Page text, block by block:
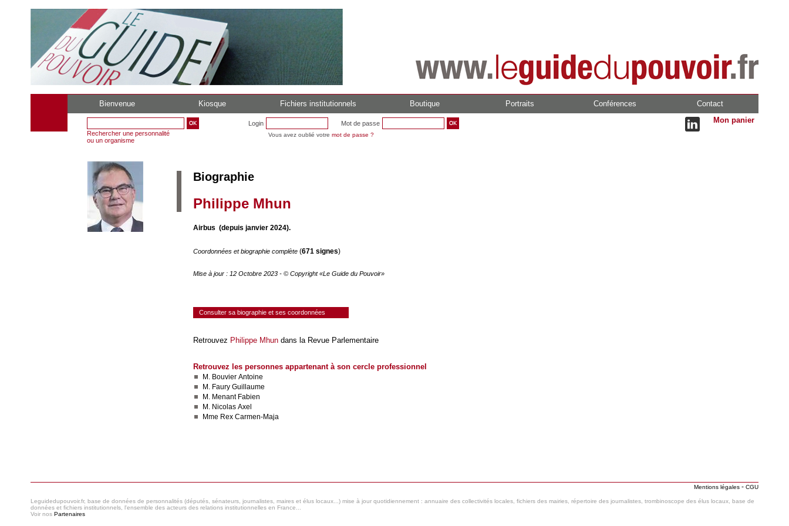
Bienvenue Kiosque Fichiers institutionnels Boutique Portraits Conférences Contact
Rechercher une personnalité
ou un organisme
Login Mot de passe
Vous avez oublié votre mot de passe ?
Mon panier
Biographie
Philippe Mhun
Airbus (depuis janvier 2024).
Coordonnées et biographie complète (671 signes)
Mise à jour : 12 Octobre 2023 - © Copyright «Le Guide du Pouvoir»
Consulter sa biographie et ses coordonnées
Retrouvez Philippe Mhun dans la Revue Parlementaire
Retrouvez les personnes appartenant à son cercle professionnel
M. Bouvier Antoine
M. Faury Guillaume
M. Menant Fabien
M. Nicolas Axel
Mme Rex Carmen-Maja
Mentions légales - CGU
Leguidedupouvoir.fr, base de données de personnalités (députés, sénateurs, journalistes, maires et élus locaux...) mise à jour quotidiennement : annuaire des collectivités locales, fichiers des mairies, répertoire des journalistes, trombinoscope des élus locaux, base de
données et fichiers institutionnels, l'ensemble des acteurs des relations institutionnelles en France...
Voir nos Partenaires